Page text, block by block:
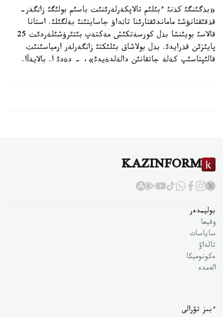
«بذگئنگئ كذنئ ءبئلئم تالاپكةرلةرئنئث باسئم بولئگئ زاثگةر-
قذقئقتانؤشئ ماماندئقتارئنا تاثداؤ جاسايتئنئ بةلگئلئ. استانا
قالاسئ بويئنشا بذل كورسةتكئش مةكتةپ بئتئرؤشئلةردئث 25
پايئزئن قذرايدئ. بذل بولاشاق بئلئكتئ زاثگةرلةر ارمياسئنئث
قالئپتاسئپ كةلة جاتقانئن دالةلدةيدئ»، - دةدئ ا. بالايةأا.
KAZINFORM
بوليمدەر
وقيعا
ساياسات
تالداۋ
ەكونوميكا
الەمدە
ءبىز تۋرالى